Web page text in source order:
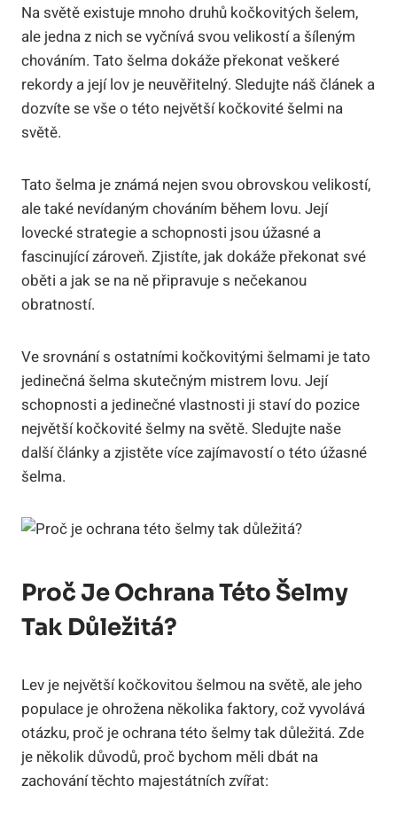
Na světě existuje mnoho druhů kočkovitých šelem,
ale jedna z nich se vyčnívá svou velikostí a šíleným
chováním. Tato šelma dokáže překonat veškeré
rekordy a její lov je neuvěřitelný. Sledujte náš článek a
dozvíte se vše o této největší kočkovité šelmi na
světě.
Tato šelma je známá nejen svou obrovskou velikostí,
ale také nevídaným chováním během lovu. Její
lovecké strategie a schopnosti jsou úžasné a
fascinující zároveň. Zjistíte, jak dokáže překonat své
oběti a jak se na ně připravuje s nečekanou
obratností.
Ve srovnání s ostatními kočkovitými šelmami je tato
jedinečná šelma skutečným mistrem lovu. Její
schopnosti a jedinečné vlastnosti ji staví do pozice
největší kočkovité šelmy na světě. Sledujte naše
další články a zjistěte více zajímavostí o této úžasné
šelma.
Proč Je Ochrana Této Šelmy
Tak Důležitá?
Lev je největší kočkovitou šelmou na světě, ale jeho
populace je ohrožena několika faktory, což vyvolává
otázku, proč je ochrana této šelmy tak důležitá. Zde
je několik důvodů, proč bychom měli dbát na
zachování těchto majestátních zvířat: